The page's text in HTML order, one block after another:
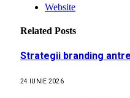
Website
Related Posts
Strategii branding
24 IUNIE 2026